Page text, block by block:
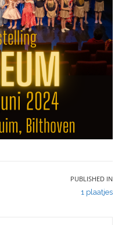
PUBLISHED IN
1 plaatjes